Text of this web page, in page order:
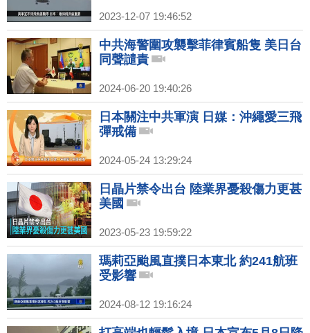
2023-12-07 19:46:52
中共海警圍攻襲擊菲律賓船隻 美日台
同聲譴責
2024-06-20 19:40:26
日本關注中共軍演 日媒：沖繩愛三飛
彈戒備
2024-05-24 13:29:24
日晶片禁令出台 陸業界憂殺傷力更甚
美國
2023-05-23 19:59:22
瑪莉亞颱風直撲日本東北 約241航班
受影響
2024-08-12 19:16:24